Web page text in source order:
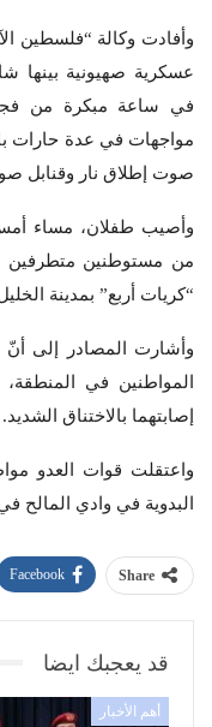
وأفادت وكالة “فلسطين
عسكرية صهيونية بينها
في ساعة مبكرة من فجر
مواجهات في عدة حارات
صوت إطلاق نار وقنابل
وأصيب طفلان، مساء
من مستوطنين متطرفين
“كريات أربع” بمدينة
وأشارت المصادر إلى
المواطنين في
إصابتهما بالاختناق الشديد.
واعتقلت قوات العدو
البدوية في وادي المالح
Share
Facebook
قد يعجبك ايضا
أهم الأخبار